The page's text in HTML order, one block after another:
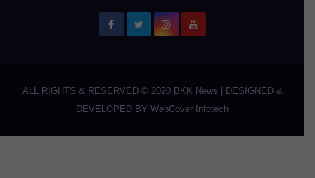
ALL RIGHTS & RESERVED © 2020 BKK News
DESIGNED &
DEVELOPED BY WebCover Infotech